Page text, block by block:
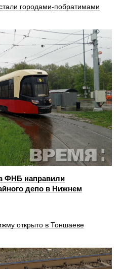
городами-побратимами
ФНБ направили
депо в Нижнем
открыто в Тоншаеве